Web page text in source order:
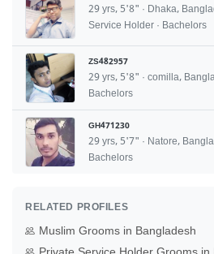
29 yrs, 5'8" · Dhaka,
Service Holder · Bachelors
ZS482957
29 yrs, 5'8" · comilla,
Bachelors
GH471230
29 yrs, 5'7" · Natore,
Bachelors
RELATED PROFILES
Muslim Grooms in Bangladesh